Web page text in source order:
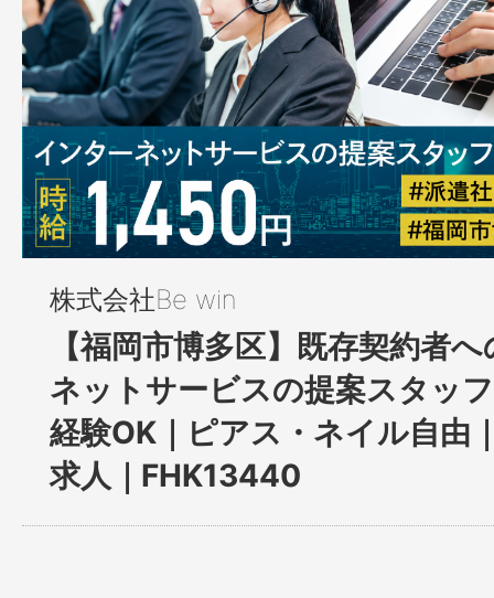
株式会社Be win
【福岡市博多区】既存契約者
ネットサービスの提案スタッ
経験OK｜ピアス・ネイル自由
求人｜FHK13440